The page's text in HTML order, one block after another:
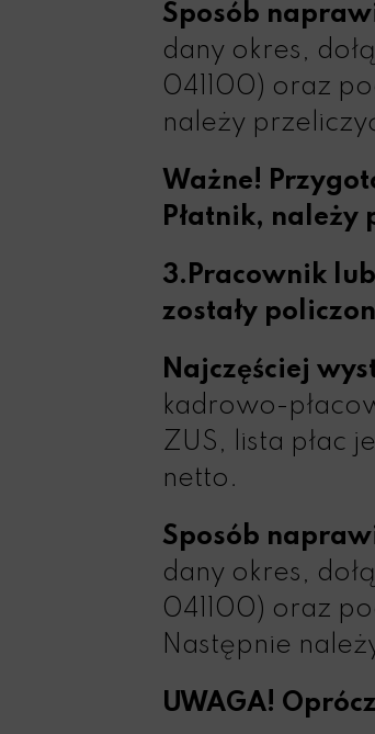
Sposób
dany okres,
041100) oraz
należy
Ważne!
Płatnik, należy
3.Pracownik
zostały
Najczęściej
kadrowo-
ZUS, lista płac
netto.
Sposób
dany okres,
041100) oraz
Następnie
UWAGA!